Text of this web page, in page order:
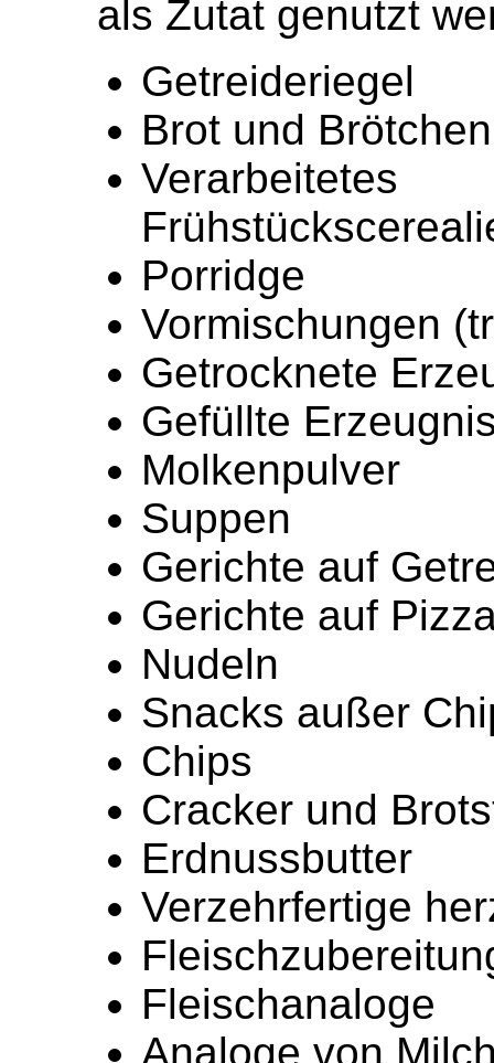
als Zutat genutzt
Getreideriegel
Brot und Brötchen
Porridge
Vormischungen
Getrocknete
Gefüllte
Molkenpulver
Suppen
Gerichte auf
Gerichte auf
Nudeln
Snacks außer
Chips
Cracker und
Erdnussbutter
Verzehrfertige
Fleischanaloge
Analoge von